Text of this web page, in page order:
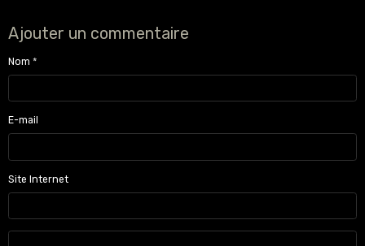
Ajouter un commentaire
Nom
E-mail
Site Internet